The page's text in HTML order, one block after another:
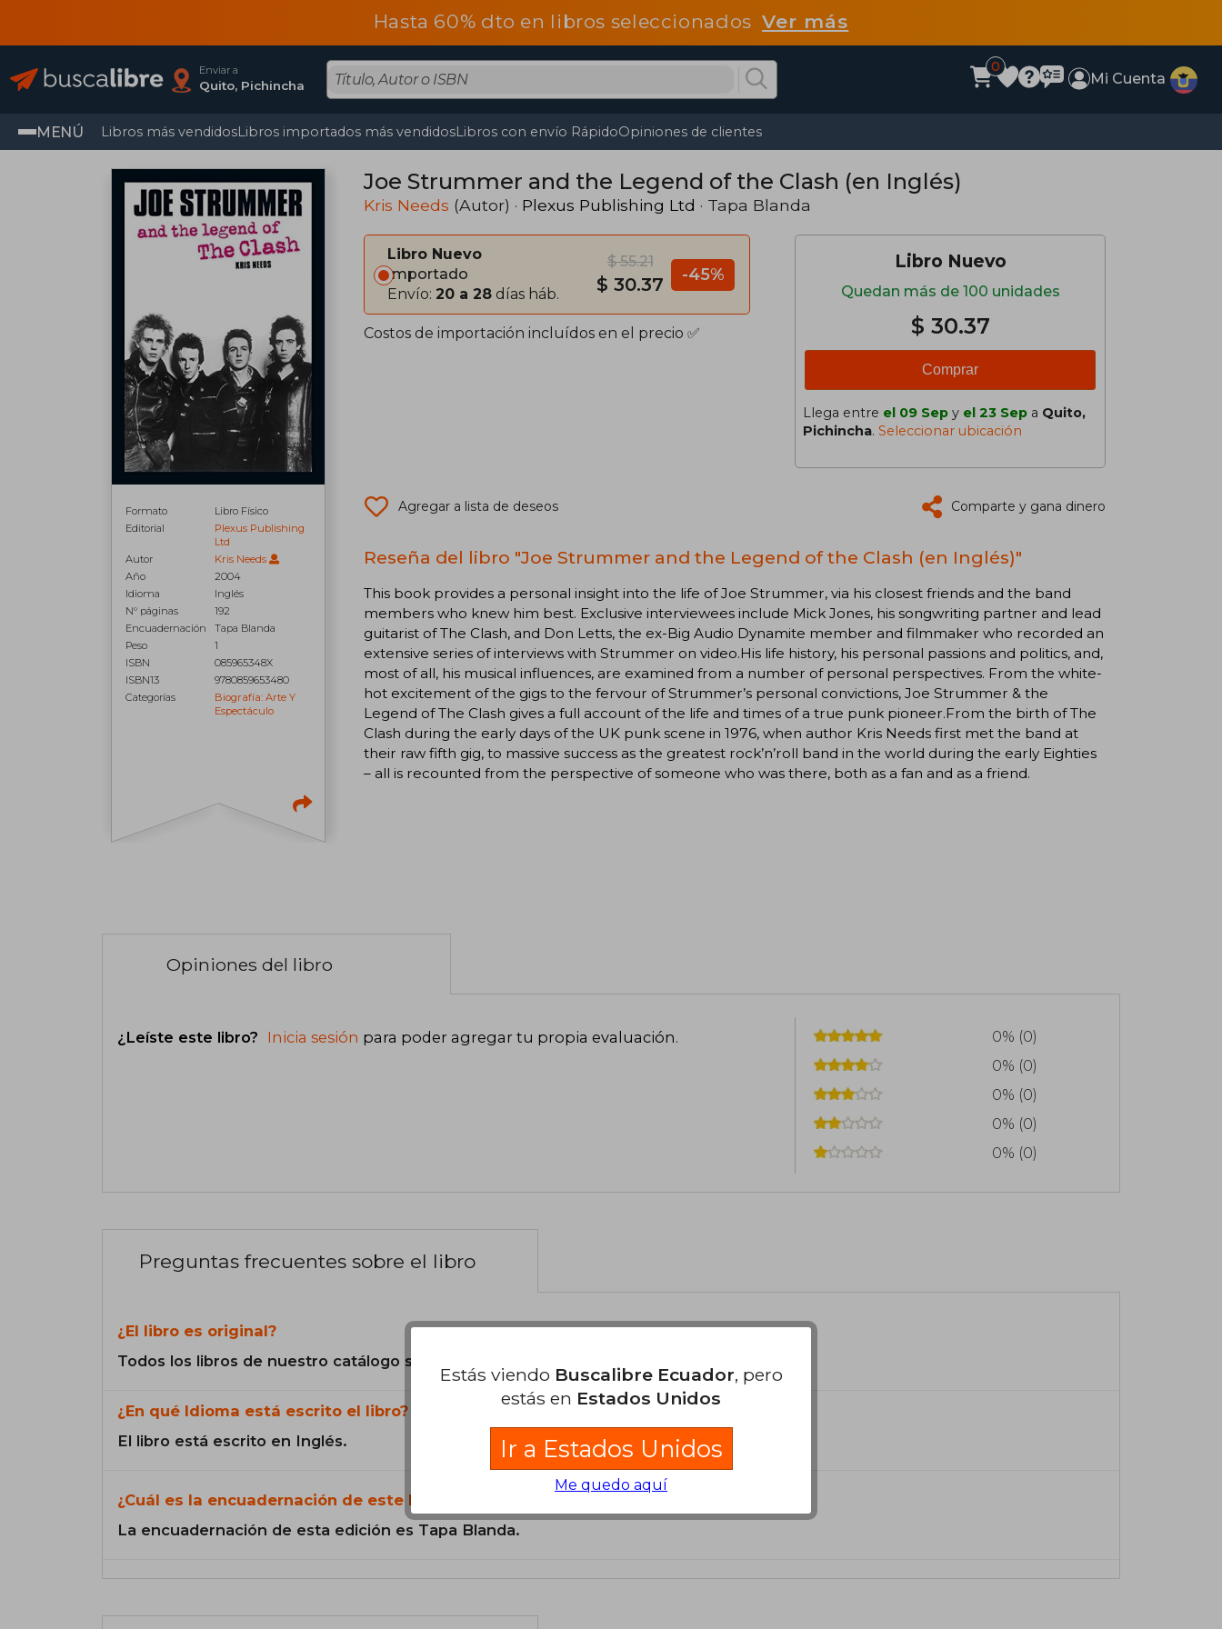
Hasta 60% dto en libros seleccionadosVer más
Enviar a
Quito, Pichincha
0
Mi Cuenta
MENÚ Libros más vendidosLibros importados más vendidosLibros con envío RápidoOpiniones de clientes
Formato
Libro Físico
Editorial
Plexus Publishing
Ltd
Autor
Kris Needs
Año
2004
Idioma
Inglés
N° páginas
192
Encuadernación
Tapa Blanda
Peso
1
ISBN
085965348X
ISBN13
9780859653480
Categorías
Biografía: Arte Y
Espectáculo
Joe Strummer and the Legend of the Clash (en Inglés)
Kris Needs (Autor) · Plexus Publishing Ltd · Tapa Blanda
Libro Nuevo
Importado
Envío: 20 a 28 días háb.
$ 55.21
$ 30.37 -45%
Costos de importación incluídos en el precio ✅
Libro Nuevo
Quedan más de 100 unidades
$ 30.37
Comprar
Llega entre el 09 Sep y el 23 Sep a Quito,
Pichincha. Seleccionar ubicación
Agregar a lista de deseos Comparte y gana dinero
Reseña del libro "Joe Strummer and the Legend of the Clash (en Inglés)"
This book provides a personal insight into the life of Joe Strummer, via his closest friends and the band
members who knew him best. Exclusive interviewees include Mick Jones, his songwriting partner and lead
guitarist of The Clash, and Don Letts, the ex-Big Audio Dynamite member and filmmaker who recorded an
extensive series of interviews with Strummer on video.His life history, his personal passions and politics, and,
most of all, his musical influences, are examined from a number of personal perspectives. From the white-
hot excitement of the gigs to the fervour of Strummer’s personal convictions, Joe Strummer & the
Legend of The Clash gives a full account of the life and times of a true punk pioneer.From the birth of The
Clash during the early days of the UK punk scene in 1976, when author Kris Needs first met the band at
their raw fifth gig, to massive success as the greatest rock’n’roll band in the world during the early Eighties
– all is recounted from the perspective of someone who was there, both as a fan and as a friend.
Opiniones del libro
¿Leíste este libro? Inicia sesión para poder agregar tu propia evaluación.
0% (0)
0% (0)
0% (0)
0% (0)
0% (0)
Preguntas frecuentes sobre el libro
¿El libro es original?
Todos los libros de nuestro catálogo son Originales.
¿En qué Idioma está escrito el libro?
El libro está escrito en Inglés.
¿Cuál es la encuadernación de este libro?
La encuadernación de esta edición es Tapa Blanda.
Estás viendo Buscalibre Ecuador, pero
estás en Estados Unidos
Ir a Estados Unidos
Me quedo aquí